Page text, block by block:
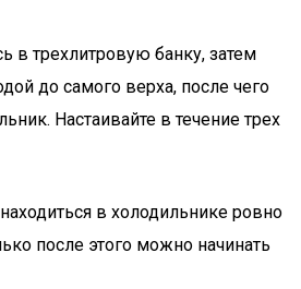
в трехлитровую банку, затем
до самого верха, после чего
Настаивайте в течение трех
в холодильнике ровно
после этого можно начинать